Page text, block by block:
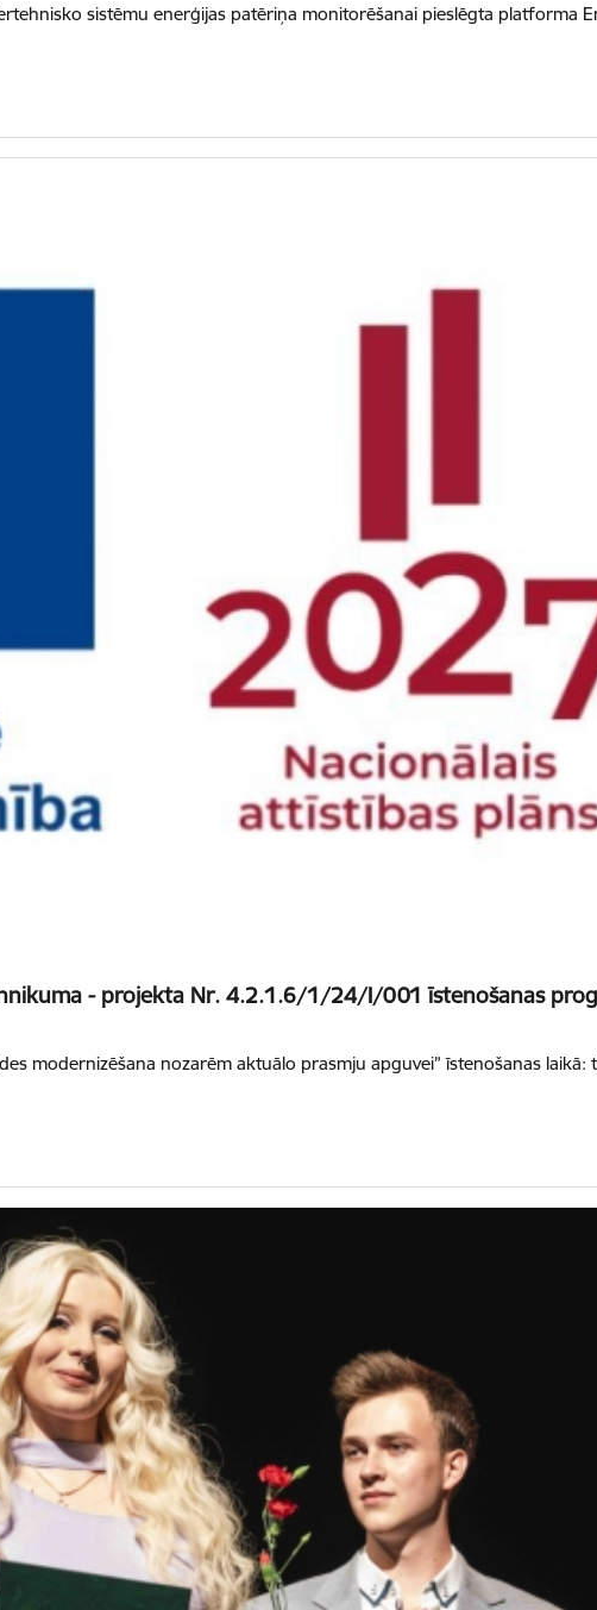
sistēmu enerģijas patēriņa monitorēšanai pieslēgta platforma
- projekta Nr. 4.2.1.6/1/24/I/001 īstenošanas
modernizēšana nozarēm aktuālo prasmju apguvei” īstenošanas laikā: